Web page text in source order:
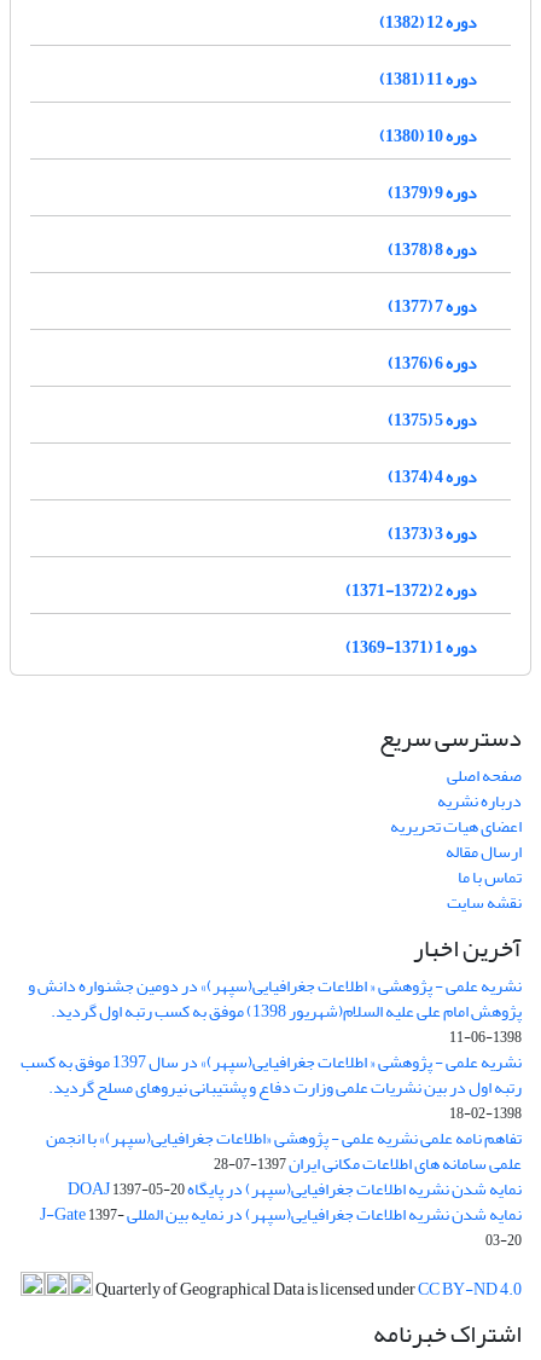
دوره 12 (1382)
دوره 11 (1381)
دوره 10 (1380)
دوره 9 (1379)
دوره 8 (1378)
دوره 7 (1377)
دوره 6 (1376)
دوره 5 (1375)
دوره 4 (1374)
دوره 3 (1373)
دوره 2 (1372-1371)
دوره 1 (1371-1369)
دسترسی سریع
صفحه اصلی
درباره نشریه
اعضای هیات تحریریه
ارسال مقاله
تماس با ما
نقشه سایت
آخرین اخبار
نشریه علمی - پژوهشی « اطلاعات جغرافیایی(سپهر)» در دومین جشنواره دانش و
پژوهش امام علی علیه السلام(شهریور 1398) موفق به کسب رتبه اول گردید.
1398-06-11
نشریه علمی - پژوهشی « اطلاعات جغرافیایی(سپهر)» در سال 1397 موفق به کسب
رتبه اول در بین نشریات علمی وزارت دفاع و پشتیبانی نیروهای مسلح گردید.
1398-02-18
تفاهم نامه علمی نشریه علمی - پژوهشی «اطلاعات جغرافیایی(سپهر)» با انجمن
علمی سامانه های اطلاعات مکانی ایران1397-07-28
نمایه شدن نشریه اطلاعات جغرافیایی(سپهر) در پایگاه DOAJ1397-05-20
نمایه شدن نشریه اطلاعات جغرافیایی(سپهر) در نمایه بین المللی J-Gate1397-
03-20
Quarterly of Geographical Data is licensed underCC BY-ND 4.0
اشتراک خبرنامه